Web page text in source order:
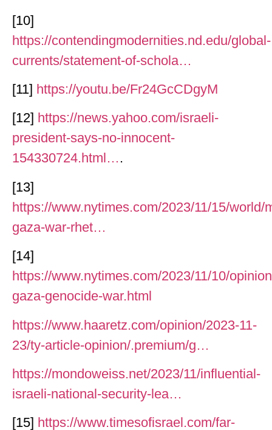
[10]
https://contendingmodernities.nd.edu/global-
currents/statement-of-schola…
[11] https://youtu.be/Fr24GcCDgyM
[12] https://news.yahoo.com/israeli-
president-says-no-innocent-
154330724.html… .
[13]
https://www.nytimes.com/2023/11/15/world/
gaza-war-rhet…
[14]
https://www.nytimes.com/2023/11/10/
gaza-genocide-war.html
https://www.haaretz.com/opinion/2023-11-
23/ty-article-opinion/.premium/g…
https://mondoweiss.net/2023/11/influential-
israeli-national-security-lea…
[15] https://www.timesofisrael.com/far-